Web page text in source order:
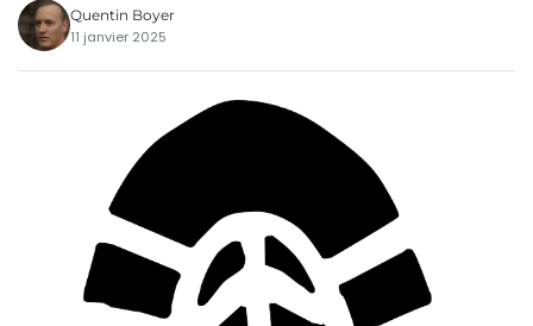
Quentin Boyer
11 janvier 2025